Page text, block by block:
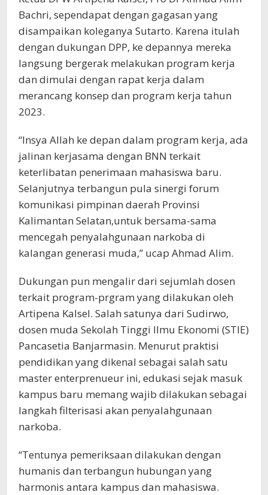
Bachri, sependapat dengan gagasan yang
disampaikan koleganya Sutarto. Karena itulah
dengan dukungan DPP, ke depannya mereka
langsung bergerak melakukan program kerja
dan dimulai dengan rapat kerja dalam
merancang konsep dan program kerja tahun
2023.
“Insya Allah ke depan dalam program kerja, ada
jalinan kerjasama dengan BNN terkait
keterlibatan penerimaan mahasiswa baru.
Selanjutnya terbangun pula sinergi forum
komunikasi pimpinan daerah Provinsi
Kalimantan Selatan,untuk bersama-sama
mencegah penyalahgunaan narkoba di
kalangan generasi muda,” ucap Ahmad Alim.
Dukungan pun mengalir dari sejumlah dosen
terkait program-prgram yang dilakukan oleh
Artipena Kalsel. Salah satunya dari Sudirwo,
dosen muda Sekolah Tinggi Ilmu Ekonomi (STIE)
Pancasetia Banjarmasin. Menurut praktisi
pendidikan yang dikenal sebagai salah satu
master enterprenueur ini, edukasi sejak masuk
kampus baru memang wajib dilakukan sebagai
langkah filterisasi akan penyalahgunaan
narkoba.
“Tentunya pemeriksaan dilakukan dengan
humanis dan terbangun hubungan yang
harmonis antara kampus dan mahasiswa.